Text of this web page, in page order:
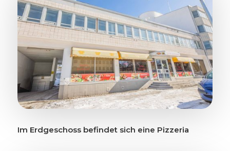
Im Erdgeschoss befindet sich eine Pizzeria